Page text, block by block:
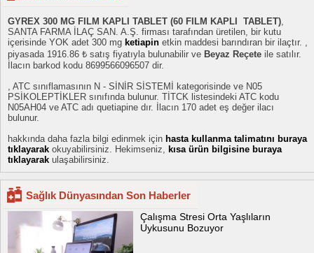
GYREX 300 MG FILM KAPLI TABLET (60 FILM KAPLI TABLET),
SANTA FARMA İLAÇ SAN. A.Ş. firması tarafından üretilen, bir kutu
içerisinde YOK adet 300 mg ketiapin etkin maddesi barındıran bir ilaçtır. ,
piyasada 1916.86 ₺ satış fiyatıyla bulunabilir ve Beyaz Reçete ile satılır.
İlacın barkod kodu 8699566096507 dir.
, ATC sınıflamasının N - SİNİR SİSTEMİ kategorisinde ve N05
PSİKOLEPTİKLER sınıfında bulunur. TİTCK listesindeki ATC kodu
N05AH04 ve ATC adı quetiapine dır. İlacın 170 adet eş değer ilacı
bulunur.
hakkında daha fazla bilgi edinmek için hasta kullanma talimatını buraya
tıklayarak okuyabilirsiniz. Hekimseniz, kısa ürün bilgisine buraya
tıklayarak ulaşabilirsiniz.
Sağlık Dünyasından Son Haberler
Çalışma Stresi Orta Yaşlıların
Uykusunu Bozuyor